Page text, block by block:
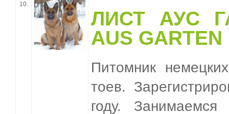
10.
ЛИСТ АУС
AUS GARTEN
Питомник
тоев.
году. Занимаемся